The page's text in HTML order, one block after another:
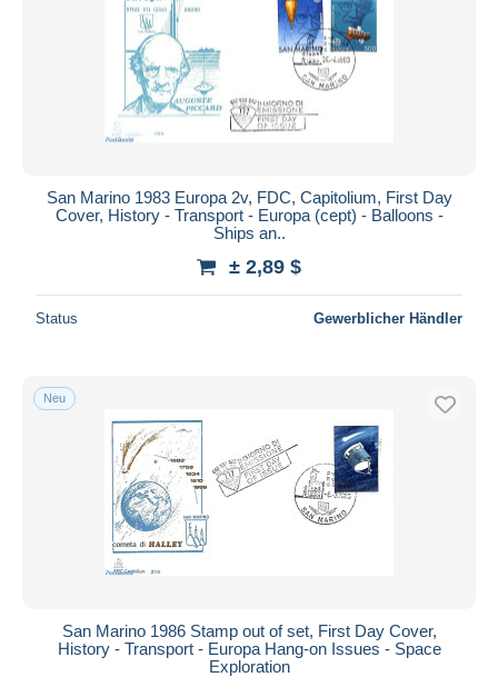
San Marino 1983 Europa 2v, FDC, Capitolium, First Day
Cover, History - Transport - Europa (cept) - Balloons -
Ships an..
± 2,89 $
Status Gewerblicher Händler
Neu
San Marino 1986 Stamp out of set, First Day Cover,
History - Transport - Europa Hang-on Issues - Space
Exploration